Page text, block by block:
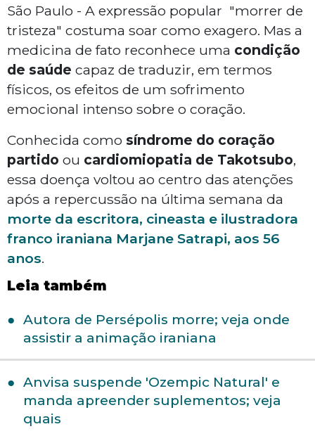
São Paulo - A expressão popular "morrer de
tristeza" costuma soar como exagero. Mas a
medicina de fato reconhece uma condição
de saúde capaz de traduzir, em termos
físicos, os efeitos de um sofrimento
emocional intenso sobre o coração.
Conhecida como síndrome do coração
partido ou cardiomiopatia de Takotsubo,
essa doença voltou ao centro das atenções
após a repercussão na última semana da
morte da escritora, cineasta e ilustradora
franco iraniana Marjane Satrapi, aos 56
anos.
Leia também
Autora de Persépolis morre; veja onde
assistir a animação iraniana
Anvisa suspende 'Ozempic Natural' e
manda apreender suplementos; veja
quais